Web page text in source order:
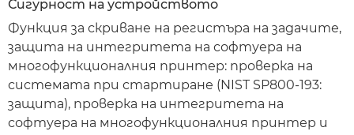
Сигурност на устройството
Функция за скриване на регистъра на задачите,
защита на интегритета на софтуера на
многофункционалния принтер: проверка на
системата при стартиране (NIST SP800-193:
защита), проверка на интегритета на
софтуера на многофункционалния принтер и